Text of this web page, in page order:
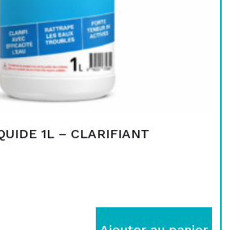
1L – CLARIFIANT